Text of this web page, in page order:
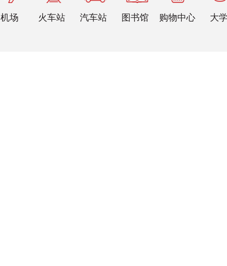
机场 火车站 汽车站 图书馆 购物中心 大学